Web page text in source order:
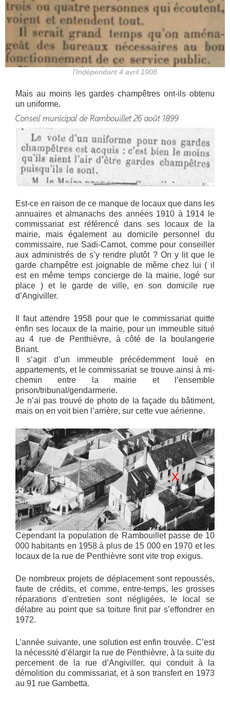
l’Indépendant 4 avril 1908
Mais au moins les gardes champêtres ont-ils obtenu
un uniforme.
Est-ce en raison de ce manque de locaux que dans les
annuaires et almanachs des années 1910 à 1914 le
commissariat est référencé dans ses locaux de la
mairie, mais également au domicile personnel du
commissaire, rue Sadi-Carnot, comme pour conseiller
aux administrés de s’y rendre plutôt ? On y lit que le
garde champêtre est joignable de même chez lui ( il
est en même temps concierge de la mairie, logé sur
place ) et le garde de ville, en son domicile rue
d’Angiviller.
Il faut attendre 1958 pour que le commissariat quitte
enfin ses locaux de la mairie, pour un immeuble situé
au 4 rue de Penthièvre, à côté de la boulangerie
Briant.
Il s’agit d’un immeuble précédemment loué en
appartements, et le commissariat se trouve ainsi à mi-
chemin entre la mairie et l’ensemble
prison/tribunal/gendarmerie.
Je n’ai pas trouvé de photo de la façade du bâtiment,
mais on en voit bien l’arrière, sur cette vue aérienne.
Cependant la population de Rambouillet passe de 10
000 habitants en 1958 à plus de 15 000 en 1970 et les
locaux de la rue de Penthièvre sont vite trop exigus.
De nombreux projets de déplacement sont repoussés,
faute de crédits, et comme, entre-temps, les grosses
réparations d’entretien sont négligées, le local se
délabre au point que sa toiture finit par s’effondrer en
1972.
L’année suivante, une solution est enfin trouvée. C’est
la nécessité d’élargir la rue de Penthièvre, à la suite du
percement de la rue d’Angiviller, qui conduit à la
démolition du commissariat, et à son transfert en 1973
au 91 rue Gambetta.